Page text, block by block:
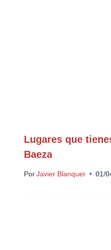
Lugares que
Baeza
Por Javier Blanquer 01/